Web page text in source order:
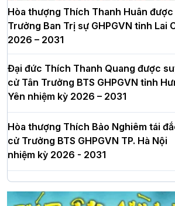
Hòa thượng Thích Thanh Huân
Trưởng Ban Trị sự GHPGVN tỉnh Lai
2026 – 2031
Đại đức Thích Thanh Quang được
cử Tân Trưởng BTS GHPGVN tỉnh
Yên nhiệm kỳ 2026 – 2031
Hòa thượng Thích Bảo Nghiêm tái
cử Trưởng BTS GHPGVN TP. Hà Nội
nhiệm kỳ 2026 - 2031
Hà Nội: Long trọng lễ khởi công xây
dựng Trung tâm văn hóa Phật giáo